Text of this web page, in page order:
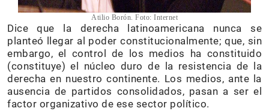
Atilio Borón. Foto: Internet
Dice que la derecha latinoamericana nunca se
planteó llegar al poder constitucionalmente; que, sin
embargo, el control de los medios ha constituido
(constituye) el núcleo duro de la resistencia de la
derecha en nuestro continente. Los medios, ante la
ausencia de partidos consolidados, pasan a ser el
factor organizativo de ese sector político.